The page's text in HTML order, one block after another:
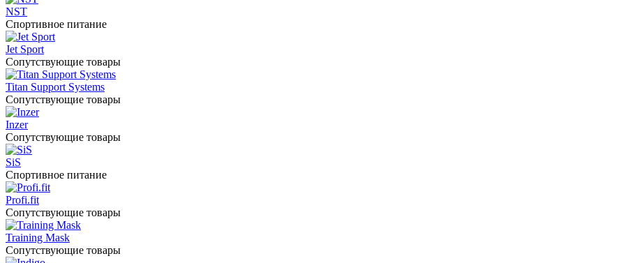
NST
Спортивное питание
Jet Sport
Сопутствующие товары
Titan Support Systems
Сопутствующие товары
Inzer
Сопутствующие товары
SiS
Спортивное питание
Profi.fit
Сопутствующие товары
Training Mask
Сопутствующие товары